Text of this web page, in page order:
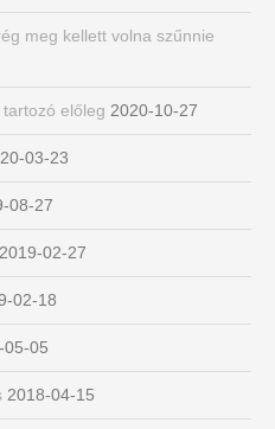
meg kellett volna szűnnie
előleg 2020-10-27
03-23
08-27
2019-02-27
02-18
05-05
2018-04-15